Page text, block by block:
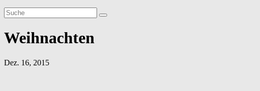
Weihnachten
Dez. 16, 2015